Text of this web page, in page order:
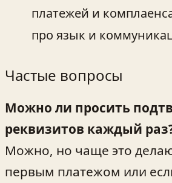
платежей и
про язык и
Частые вопросы
Можно ли просить
реквизитов каждый
Можно, но чаще это
первым платежом или